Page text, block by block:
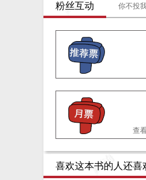
粉丝互动 你不投
查
喜欢这本书的人还喜